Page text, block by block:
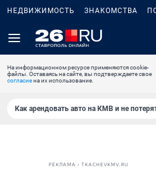
НЕДВИЖИМОСТЬ ЗНАКОМСТВА
На информационном ресурсе применяются cookie-
файлы. Оставаясь на сайте, вы подтверждаете свое
согласиена их использование.
Как арендовать авто на КМВ и не
РЕКЛАМА • TKACHEVKMV.RU